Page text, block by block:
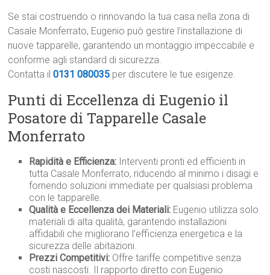
Se stai costruendo o rinnovando la tua casa nella zona di
Casale Monferrato, Eugenio può gestire l’installazione di
nuove tapparelle, garantendo un montaggio impeccabile e
conforme agli standard di sicurezza.
Contatta il0131 080035 per discutere le tue esigenze.
Punti di Eccellenza di Eugenio il
Posatore di Tapparelle Casale
Monferrato
Rapidità e Efficienza: Interventi pronti ed efficienti in
tutta Casale Monferrato, riducendo al minimo i disagi e
fornendo soluzioni immediate per qualsiasi problema
con le tapparelle.
Qualità e Eccellenza dei Materiali: Eugenio utilizza solo
materiali di alta qualità, garantendo installazioni
affidabili che migliorano l’efficienza energetica e la
sicurezza delle abitazioni.
Prezzi Competitivi: Offre tariffe competitive senza
costi nascosti. Il rapporto diretto con Eugenio